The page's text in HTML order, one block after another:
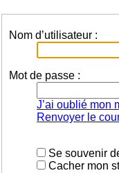
Nom d’utilisateur :
Mot de passe :
J’ai oublié mon
Renvoyer le
Se souvenir
Cacher mon